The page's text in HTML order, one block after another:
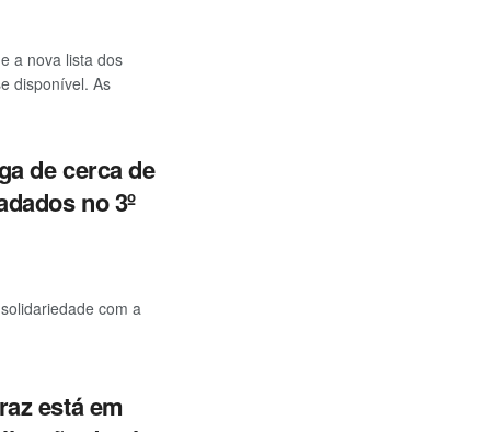
a nova lista dos
disponível. As
de cerca de
no 3º
com a
está em